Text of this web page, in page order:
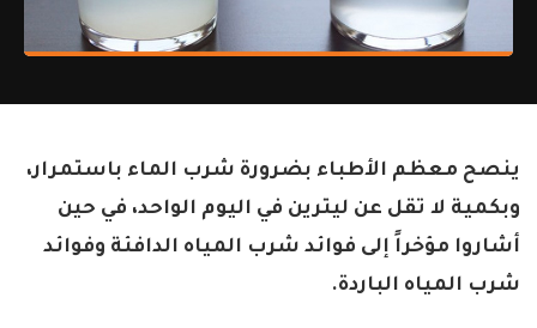
ينصح معظم الأطباء بضرورة شرب الماء باستمرار،
وبكمية لا تقل عن ليترين في اليوم الواحد، في حين
أشاروا مؤخراً إلى فوائد شرب المياه الدافئة وفوائد
شرب المياه الباردة.